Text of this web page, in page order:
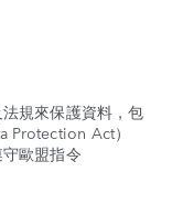
規來保護資料，包
Protection Act）
歐盟指令